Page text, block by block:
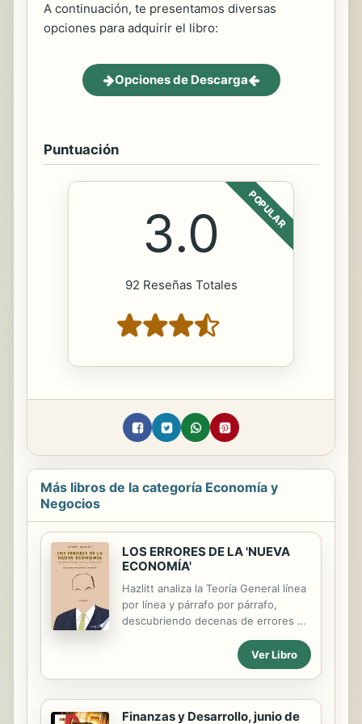
A continuación, te presentamos diversas
opciones para adquirir el libro:
Opciones de Descarga
Puntuación
POPULAR
3.0
92 Reseñas Totales
Más libros de la categoría Economía y
Negocios
LOS ERRORES DE LA 'NUEVA
ECONOMÍA'
Hazlitt analiza la Teoría General línea
por línea y párrafo por párrafo,
descubriendo decenas de errores en
asesina a Keynes; además, secciona
el cadáver en pequeños pedazos y
desempeño es impresionante,
magistral, irrefutable — y un poco
Ver Libro
Finanzas y Desarrollo, junio de